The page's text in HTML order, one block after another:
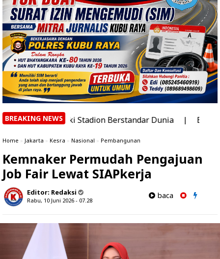
BREAKING NEWS
Stadion Berstandar Dunia | BMKG Catat 1.911
Home » Jakarta » Kesra » Nasional » Pembangunan
Kemnaker Permudah Pengajuan
Job Fair Lewat SIAPkerja
Editor: Redaksi
Rabu, 10 Juni 2026 - 07.28
baca